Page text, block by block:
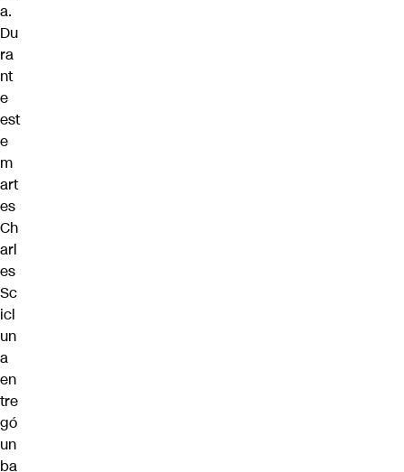
a.
Du
ra
nt
e
est
e
m
art
es
Ch
arl
es
Sc
icl
un
a
en
tre
gó
un
ba